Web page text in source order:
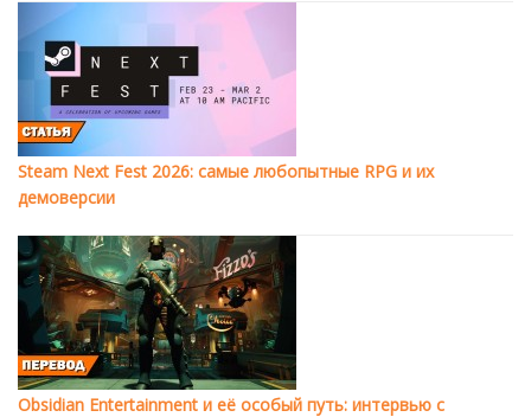
Steam Next Fest 2026: самые любопытные RPG и их
демоверсии
Obsidian Entertainment и её особый путь: интервью с